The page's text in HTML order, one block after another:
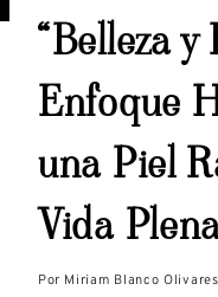
“Belleza
Enfoque
una Piel
Vida
Por Miriam Blanco Olivares